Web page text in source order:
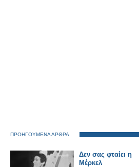
ΠΡΟΗΓΟΥΜΕΝΑ ΑΡΘΡΑ
Δεν σας φταίει η
Μέρκελ